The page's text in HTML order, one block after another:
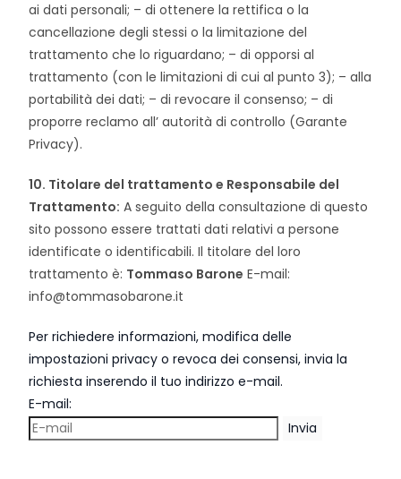
ai dati personali; – di ottenere la rettifica o la
cancellazione degli stessi o la limitazione del
trattamento che lo riguardano; – di opporsi al
trattamento (con le limitazioni di cui al punto 3); – alla
portabilità dei dati; – di revocare il consenso; – di
proporre reclamo all’ autorità di controllo (Garante
Privacy).
10. Titolare del trattamento e Responsabile del
Trattamento: A seguito della consultazione di questo
sito possono essere trattati dati relativi a persone
identificate o identificabili. Il titolare del loro
trattamento è: Tommaso Barone E-mail:
info@tommasobarone.it
Per richiedere informazioni, modifica delle
impostazioni privacy o revoca dei consensi, invia la
richiesta inserendo il tuo indirizzo e-mail.
E-mail:
Invia